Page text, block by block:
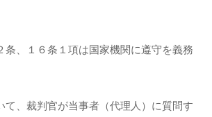
条、１６条１項は国家機関に遵守を義務
て、裁判官が当事者（代理人）に質問す